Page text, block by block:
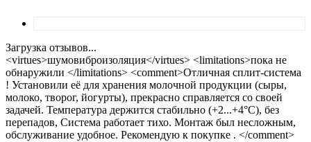
Загрузка отзывов...
<virtues>шумовиброизоляция</virtues> <limitations>пока не
обнаружили </limitations> <comment>Отличная сплит-система
! Установили её для хранения молочной продукции (сыры,
молоко, творог, йогурты), прекрасно справляется со своей
задачей. Температура держится стабильно (+2...+4°C), без
перепадов, Система работает тихо. Монтаж был несложным,
обслуживание удобное. Рекомендую к покупке . </comment>